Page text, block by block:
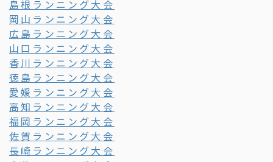
島根ランニング大会
岡山ランニング大会
広島ランニング大会
山口ランニング大会
香川ランニング大会
徳島ランニング大会
愛媛ランニング大会
高知ランニング大会
福岡ランニング大会
佐賀ランニング大会
長崎ランニング大会